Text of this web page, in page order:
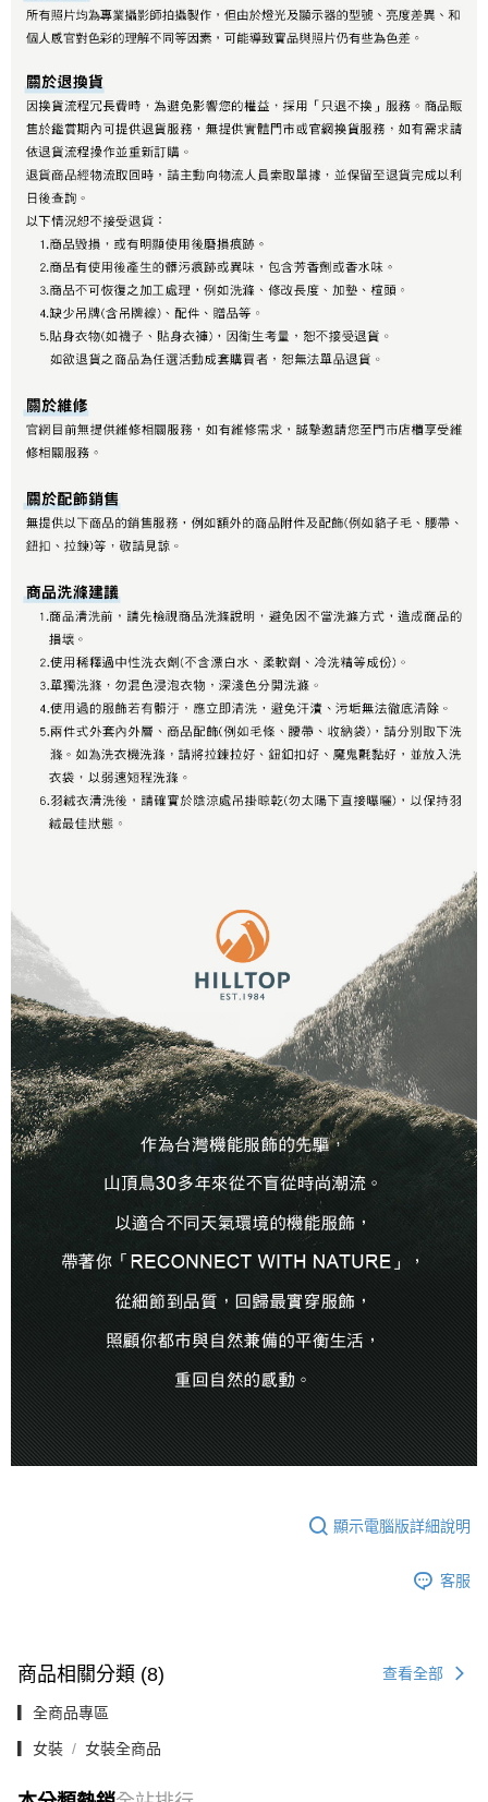
顯示電腦版詳細說明
客服
商品相關分類 (8) 查看全部
▎全商品專區
▎女裝 女裝全商品